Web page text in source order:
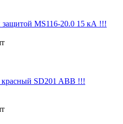
защитой MS116-20.0 15 кА !!!
SD201 ABB !!!